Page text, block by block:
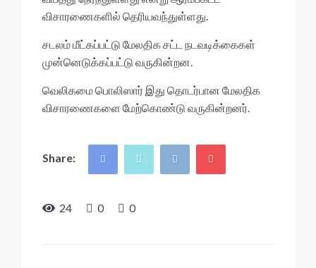
விசாரணைகளில் தெரியவந்துள்ளது.
சடலம் மீட்கப்பட்டு மேலதிக சட்ட நடவடிக்கைகள்
முன்னெடுக்கப்பட்டு வருகின்றன.
வெலிகமை பொலிஸார் இது தொடர்பான மேலதிக
விசாரணைகளை மேற்கொண்டு வருகின்றனர்.
Share:
24 0 0